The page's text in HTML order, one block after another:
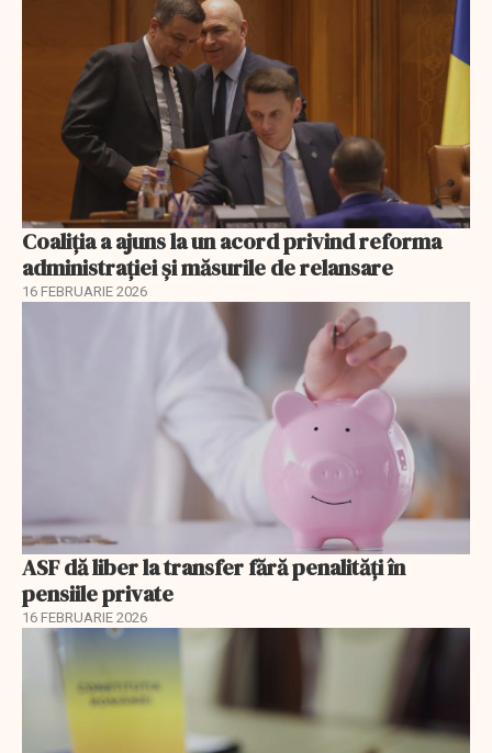
Coaliția a ajuns la un acord privind reforma
administrației și măsurile de relansare
16 FEBRUARIE 2026
ASF dă liber la transfer fără penalități în
pensiile private
16 FEBRUARIE 2026